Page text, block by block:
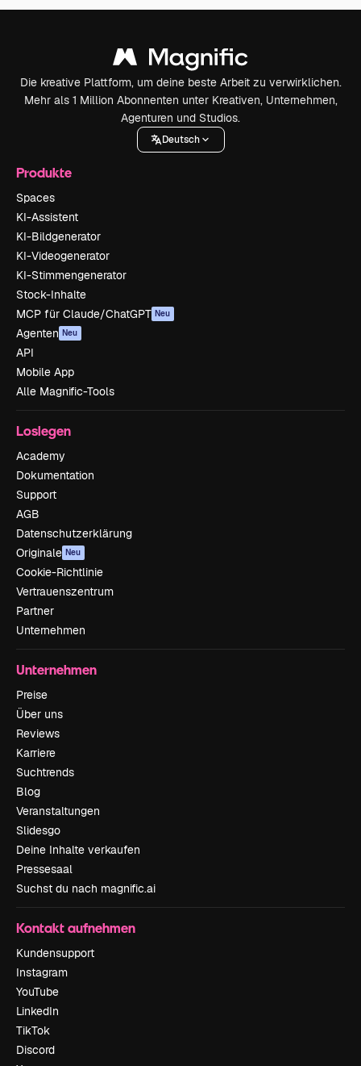
Die kreative Plattform, um deine beste Arbeit zu verwirklichen.
Mehr als 1 Million Abonnenten unter Kreativen, Unternehmen,
Agenturen und Studios.
Deutsch
Produkte
Spaces
KI-Assistent
KI-Bildgenerator
KI-Videogenerator
KI-Stimmengenerator
Stock-Inhalte
MCP für Claude/ChatGPT Neu
Agenten Neu
API
Mobile App
Alle Magnific-Tools
Loslegen
Academy
Dokumentation
Support
AGB
Datenschutzerklärung
Originale Neu
Cookie-Richtlinie
Vertrauenszentrum
Partner
Unternehmen
Unternehmen
Preise
Über uns
Reviews
Karriere
Suchtrends
Blog
Veranstaltungen
Slidesgo
Deine Inhalte verkaufen
Pressesaal
Suchst du nach magnific.ai
Kontakt aufnehmen
Kundensupport
Instagram
YouTube
LinkedIn
TikTok
Discord